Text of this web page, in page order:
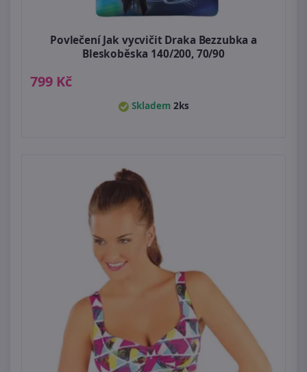
Povlečení Jak vycvičit Draka Bezzubka a
Bleskoběska 140/200, 70/90
799 Kč
Skladem 2ks